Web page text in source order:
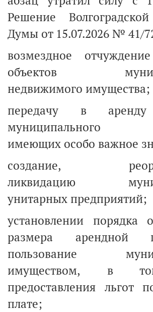
Решение
Думы от 15.07.2026 № 41/
возмездное
объектов
недвижимого имущества;
передачу в аренду
муниципального
имеющих особо важное
создание,
ликвидацию
унитарных предприятий;
установлении порядка
размера арендной
пользование
имуществом, в
предоставления льгот
плате;